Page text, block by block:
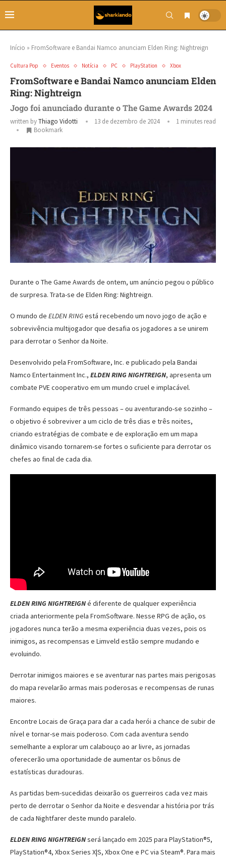
Início » FromSoftware e Bandai Namco anunciam Elden Ring: Nightreign
Cultura Pop Eventos Notícia PC PlayStation Xbox
FromSoftware e Bandai Namco anunciam Elden
Ring: Nightreign
Jogo foi anunciado durante o The Game Awards 2024
written byThiago Vidotti 13 de dezembro de 2024
1 minutes read
Bookmark
Durante o The Game Awards de ontem, um anúncio pegou o público
de surpresa. Trata-se de Elden Ring: Nightreign.
O mundo de ELDEN RINGestá recebendo um novo jogo de ação e
sobrevivência multijogador que desafia os jogadores a se unirem
para derrotar o Senhor da Noite.
Desenvolvido pela FromSoftware, Inc. e publicado pela Bandai
Namco Entertainment Inc., ELDEN RING NIGHTREIGN, apresenta um
combate PVE cooperativo em um mundo cruel e implacável.
Formando equipes de três pessoas – ou aventurando-se sozinho –
o objetivo é sobreviver a um ciclo de três dias e três noites,
criando estratégias de combate e de exploração em um mapa
dinâmico visando tornarem-se fortes o suficiente para derrotar os
chefes ao final de cada dia.
ELDEN RING NIGHTREIGNé diferente de qualquer experiência
criada anteriormente pela FromSoftware. Nesse RPG de ação, os
jogadores nunca terão a mesma experiência duas vezes, pois os
inimigos, as recompensas e Limveld estão sempre mudando e
evoluindo.
Derrotar inimigos maiores e se aventurar nas partes mais perigosas
do mapa revelarão armas mais poderosas e recompensas de runas
maiores.
Encontre Locais de Graça para dar a cada herói a chance de subir de
nível e tornar-se mais poderoso. Com cada aventura sendo
semelhante a explorar um calabouço ao ar livre, as jornadas
oferecerão uma oportunidade de aumentar os bônus de
estatísticas duradouras.
As partidas bem-sucedidas deixarão os guerreiros cada vez mais
perto de derrotar o Senhor da Noite e desvendar a história por trás
de cada Nightfarer deste mundo paralelo.
ELDEN RING NIGHTREIGNserá lançado em 2025 para PlayStation®5,
PlayStation®4, Xbox Series X|S, Xbox One e PC via Steam®. Para mais